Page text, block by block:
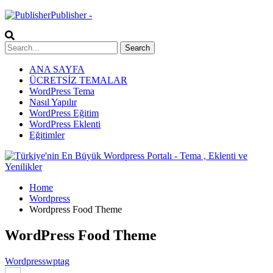
Publisher -
ANA SAYFA
ÜCRETSİZ TEMALAR
WordPress Tema
Nasıl Yapılır
WordPress Eğitim
WordPress Eklenti
Eğitimler
Home
Wordpress
Wordpress Food Theme
WordPress Food Theme
Wordpresswptag